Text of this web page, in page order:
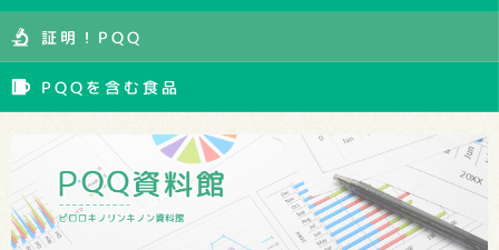
証明！PQQ
PQQを含む食品